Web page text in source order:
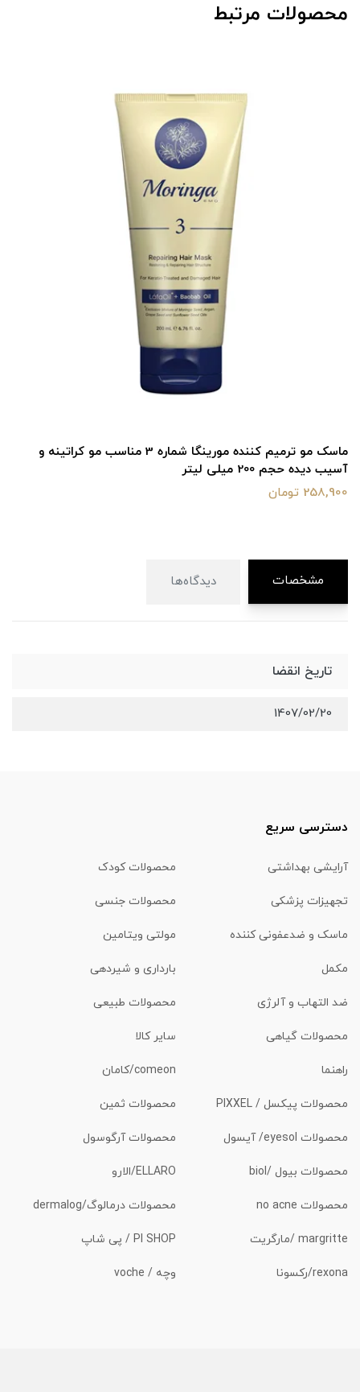
محصولات مرتبط
ماسک مو ترمیم کننده مورینگا شماره 3 مناسب مو کراتینه و
آسیب دیده حجم 200 میلی لیتر
258,900 تومان
مشخصات دیدگاه‌ها
تاریخ انقضا
1407/02/20
دسترسی سریع
آرایشی بهداشتی محصولات کودک
تجهیزات پزشکی محصولات جنسی
ماسک و ضدعفونی کننده مولتی ویتامین
مکمل بارداری و شیردهی
ضد التهاب و آلرژی محصولات طبیعی
محصولات گیاهی سایر کالا
راهنما comeon/کامان
محصولات پیکسل / PIXXEL محصولات ثمین
محصولات eyesol/ آیسول محصولات آرگوسول
محصولات بیول /biol ELLARO/الارو
محصولات no acne محصولات درمالوگ/dermalog
margritte /مارگریت PI SHOP / پی شاپ
rexona/رکسونا وچه / voche